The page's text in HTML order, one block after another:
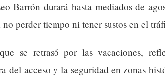
Barrón durará hasta mediados de
no perder tiempo ni tener sustos en el
se retrasó por las vacaciones,
del acceso y la seguridad en zonas